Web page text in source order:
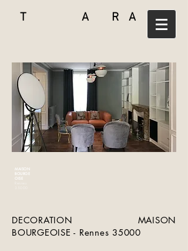
T A R A
MAISON
BOURGE
OISE
DECORATION MAISON
BOURGEOISE - Rennes 35000